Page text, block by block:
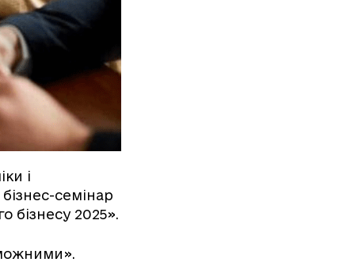
і
семінар
бізнесу 2025».